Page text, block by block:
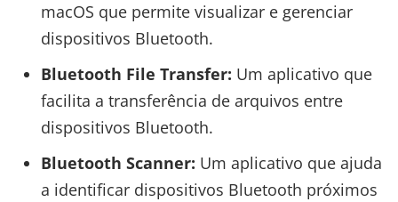
macOS que permite visualizar e gerenciar
dispositivos Bluetooth.
Bluetooth File Transfer: Um aplicativo que
facilita a transferência de arquivos entre
dispositivos Bluetooth.
Bluetooth Scanner: Um aplicativo que ajuda
a identificar dispositivos Bluetooth próximos